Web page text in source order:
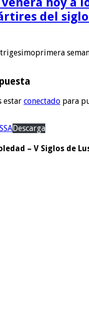
del siglo
estar conectado para
Descarga
– V Siglos de